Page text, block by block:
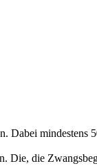
Dabei
Die, die